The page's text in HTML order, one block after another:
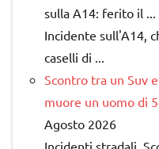
sulla A14: ferito il
Incidente sull'A14,
caselli di ...
Scontro tra un Suv
muore un uomo di
Agosto 2026